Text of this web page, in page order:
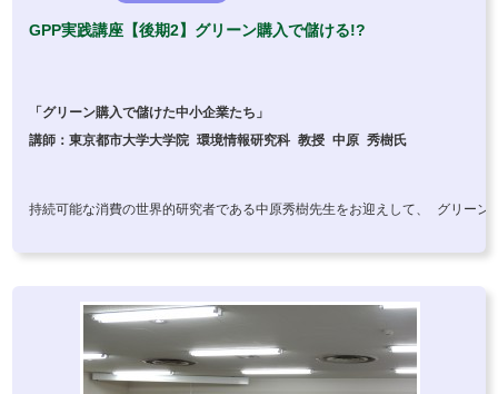
GPP実践講座【後期2】グリーン購入で儲ける!?
「グリーン購入で儲けた中小企業たち」
講師：東京都市大学大学院 環境情報研究科 教授 中原 秀樹氏
持続可能な消費の世界的研究者である中原秀樹先生をお迎えして、 グリー